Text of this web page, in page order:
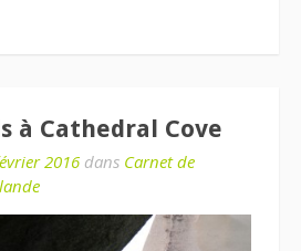
à Cathedral Cove
2016 dans Carnet de